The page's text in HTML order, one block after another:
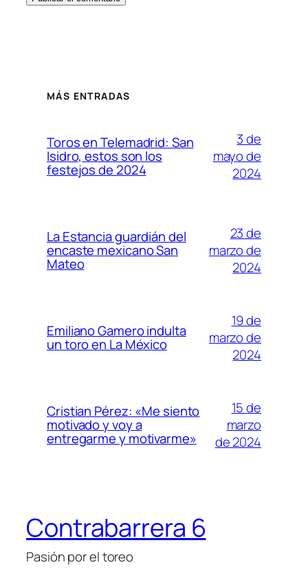
MÁS ENTRADAS
Toros en Telemadrid: San
Isidro, estos son los
festejos de 2024
3 de
mayo de
2024
La Estancia guardián del
encaste mexicano San
Mateo
23 de
marzo de
2024
Emiliano Gamero indulta
un toro en La México
19 de
marzo de
2024
Cristian Pérez: «Me siento
motivado y voy a
entregarme y motivarme»
15 de
marzo
de 2024
Contrabarrera 6
Pasión por el toreo